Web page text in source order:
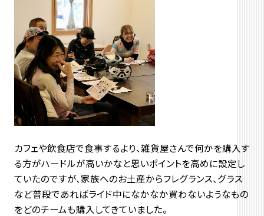
カフェや飲食店で食事するより、雑貨屋さんで何かを購入す
る方がハードルが高いかなと思いポイントを高めに設定し
ていたのですが、家族へのお土産からフレグランス、グラス
など普段であればライド中になかなか買わないようなもの
をどのチームも購入してきていました。